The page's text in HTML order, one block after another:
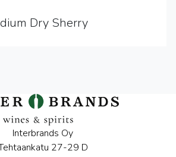
Dry Sherry
Interbrands Oy
27-29 D